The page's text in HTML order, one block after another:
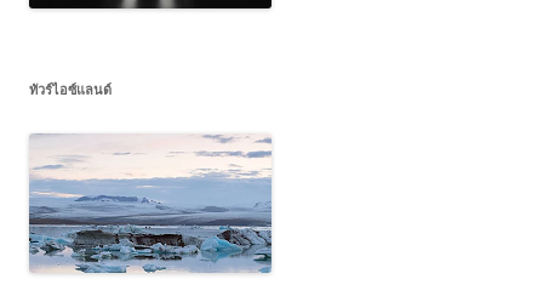
ทัวร์ไอซ์แลนด์